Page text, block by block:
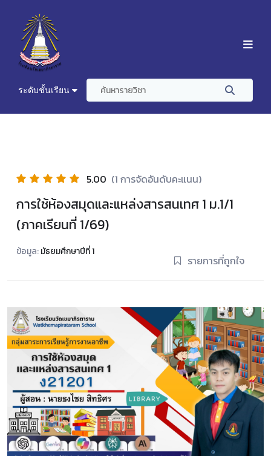
ระดับชั้นเรียน
5.00 (1 การจัดอันดับคะแนน)
การใช้ห้องสมุดและแหล่งสารสนเทศ 1 ม.1/1
(ภาคเรียนที่ 1/69)
ข้อมูล:มัธยมศึกษาปีที่ 1
รายการที่ถูกใจ